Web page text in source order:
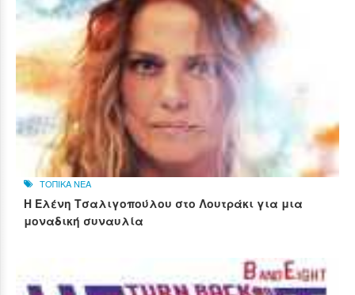
ΤΟΠΙΚΑ ΝΕΑ
Η Ελένη Τσαλιγοπούλου στο Λουτράκι για μια
μοναδική συναυλία